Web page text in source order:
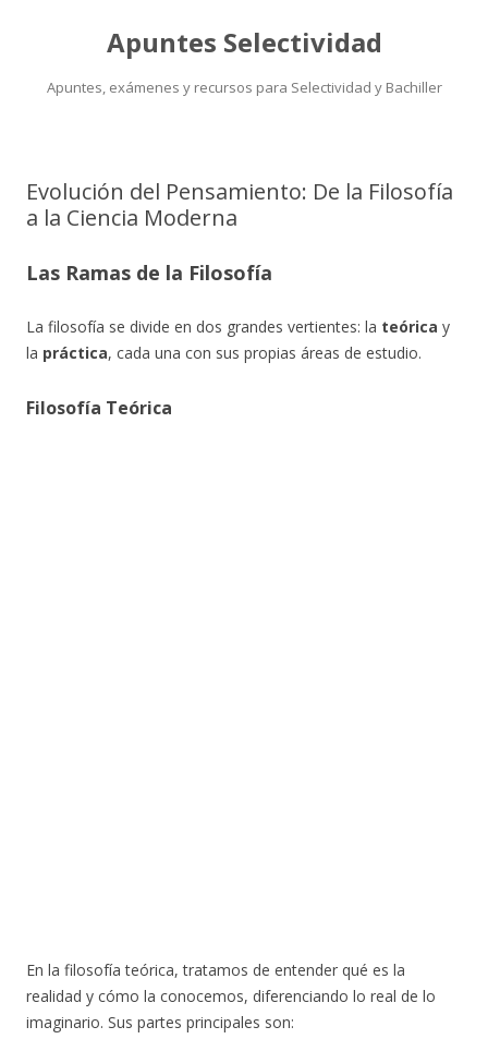
Apuntes Selectividad
Apuntes, exámenes y recursos para Selectividad y Bachiller
Evolución del Pensamiento: De la Filosofía
a la Ciencia Moderna
Las Ramas de la Filosofía
La filosofía se divide en dos grandes vertientes: la teórica y
la práctica, cada una con sus propias áreas de estudio.
Filosofía Teórica
En la filosofía teórica, tratamos de entender qué es la
realidad y cómo la conocemos, diferenciando lo real de lo
imaginario. Sus partes principales son: